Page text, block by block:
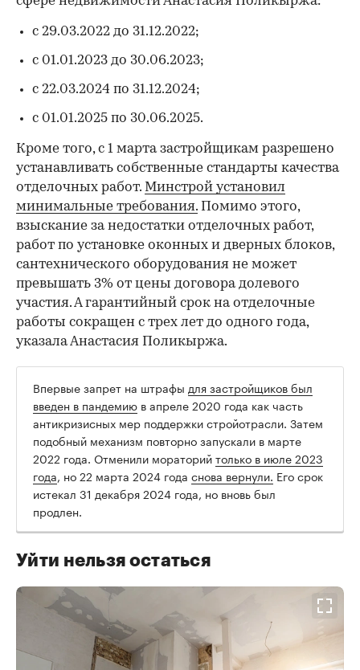
с 29.03.2022 до 31.12.2022;
с 01.01.2023 до 30.06.2023;
с 22.03.2024 по 31.12.2024;
с 01.01.2025 по 30.06.2025.
Кроме того, с 1 марта застройщикам разрешено
устанавливать собственные стандарты качества
отделочных работ. Минстрой установил
минимальные требования. Помимо этого,
взыскание за недостатки отделочных работ,
работ по установке оконных и дверных блоков,
сантехнического оборудования не может
превышать 3% от цены договора долевого
участия. А гарантийный срок на отделочные
работы сокращен с трех лет до одного года,
указала Анастасия Поликыржа.
Впервые запрет на штрафы для застройщиков был
введен в пандемию в апреле 2020 года как часть
антикризисных мер поддержки стройотрасли. Затем
подобный механизм повторно запускали в марте
2022 года. Отменили мораторийтолько в июле 2023
года, но 22 марта 2024 года снова вернули. Его срок
истекал 31 декабря 2024 года, но вновь был
продлен.
Уйти нельзя остаться